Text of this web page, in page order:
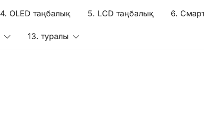
4. OLED таңбалық 5. LCD таңбалық 6.
13. туралы